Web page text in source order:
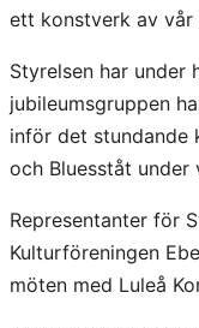
ett konstverk av vår
Styrelsen har
jubileumsgruppen
inför det stundande
och Bluesståt under
Representanter för
Kulturföreningen
möten med Luleå